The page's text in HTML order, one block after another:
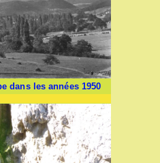
dans les années 1950